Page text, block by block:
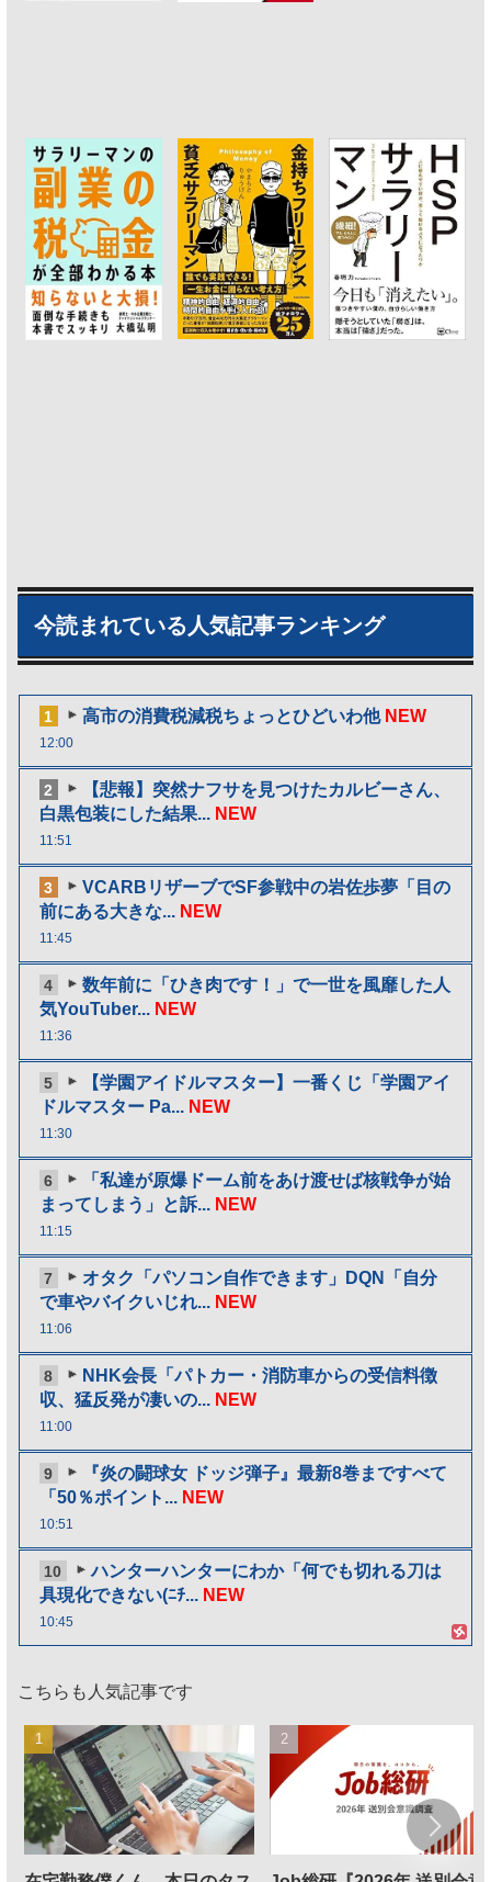
今読まれている人気記事ランキング
1 高市の消費税減税ちょっとひどいわ他 NEW
12:00
2
【悲報】突然ナフサを見つけたカルビーさん、
白黒包装にした結果... NEW
11:51
3
VCARBリザーブでSF参戦中の岩佐歩夢「目の
前にある大きな... NEW
11:45
4
数年前に「ひき肉です！」で一世を風靡した人
気YouTuber... NEW
11:36
5
【学園アイドルマスター】一番くじ「学園アイ
ドルマスター Pa... NEW
11:30
6
「私達が原爆ドーム前をあけ渡せば核戦争が始
まってしまう」と訴... NEW
11:15
7
オタク「パソコン自作できます」DQN「自分
で車やバイクいじれ... NEW
11:06
8
NHK会長「パトカー・消防車からの受信料徴
収、猛反発が凄いの... NEW
11:00
9
『炎の闘球女 ドッジ弾子』最新8巻まですべて
「50％ポイント... NEW
10:51
10
ハンターハンターにわか「何でも切れる刀は
具現化できない(ﾆﾁ... NEW
10:45
こちらも人気記事です